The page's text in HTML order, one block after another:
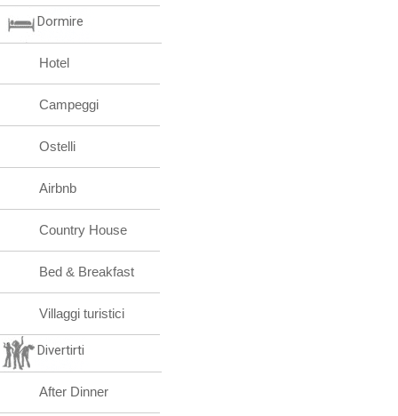
Dormire
Hotel
Campeggi
Ostelli
Airbnb
Country House
Bed & Breakfast
Villaggi turistici
Divertirti
After Dinner